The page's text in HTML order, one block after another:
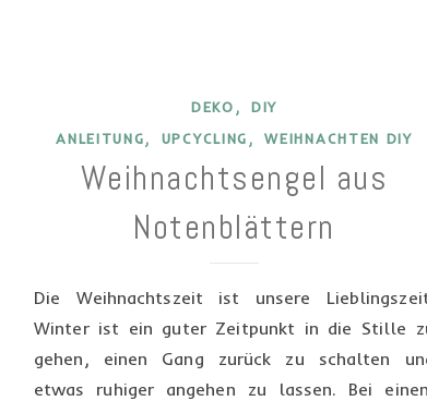
DEKO ,
DIY
ANLEITUNG, UPCYCLING ,WEIHNACHTEN DIY
Weihnachtsengel aus
Notenblättern
Die Weihnachtszeit ist unsere
Winter ist ein guter Zeitpunkt in die Stille
gehen, einen Gang zurück zu schalten
etwas ruhiger angehen zu lassen. Bei